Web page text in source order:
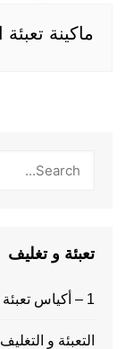
ماكينة
تعبئة و تغليف
1 – أكياس تعبئة و تغليف
التعبئة و التغليف